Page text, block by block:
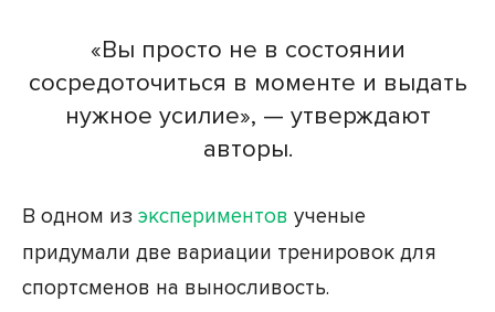
«Вы просто не в состоянии
сосредоточиться в моменте и выдать
нужное усилие», — утверждают
авторы.
В одном из экспериментов ученые
придумали две вариации тренировок для
спортсменов на выносливость.